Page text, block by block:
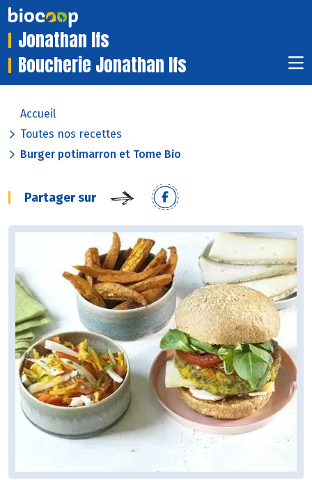
Jonathan Ifs
Boucherie Jonathan Ifs
Accueil
Toutes nos recettes
Burger potimarron et Tome Bio
Partager sur